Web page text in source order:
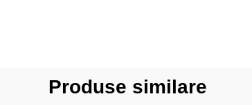
Produse similare